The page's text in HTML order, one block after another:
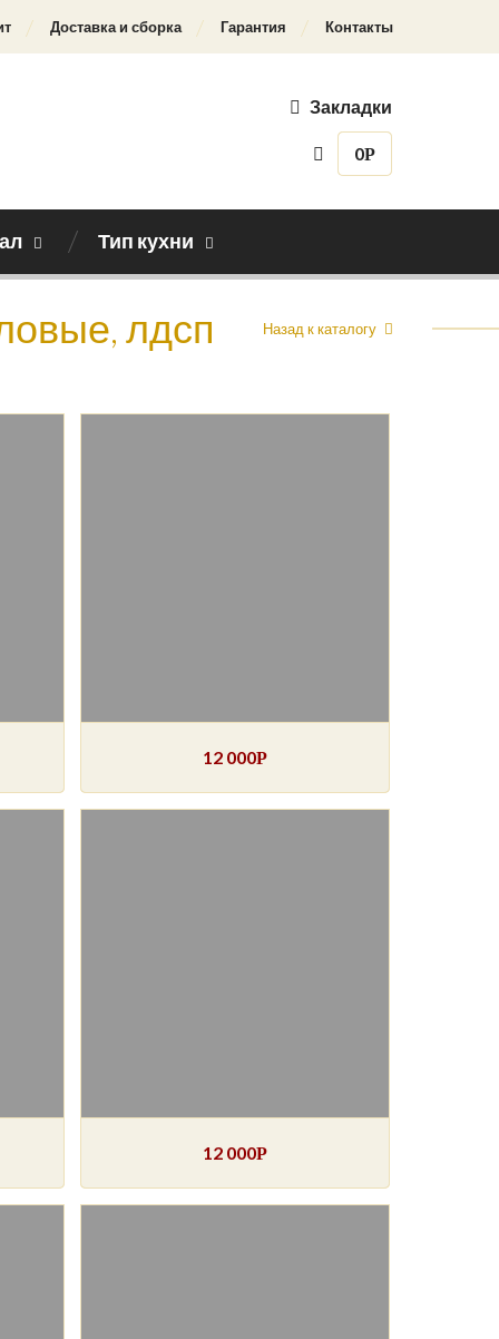
Доставка и сборка Гарантия Контакты
Закладки
0Р
Тип кухни
лдсп Назад к каталогу
12 000Р
12 000Р